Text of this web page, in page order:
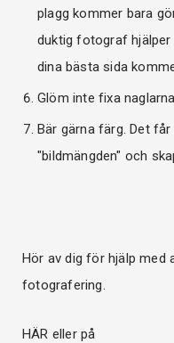
plagg kommer bara
duktig fotograf
dina bästa sida
Glöm inte fixa naglarna.
Bär gärna färg. Det
"bildmängden" och
Hör av dig för hjälp med
fotografering.
HÄR eller på